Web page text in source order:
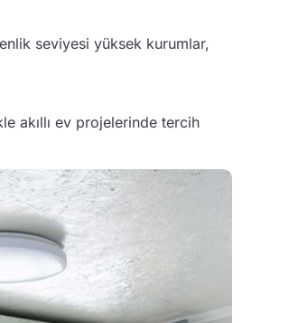
seviyesi yüksek kurumlar,
akıllı ev projelerinde tercih